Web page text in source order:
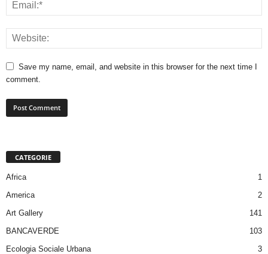
Save my name, email, and website in this browser for the next time I
comment.
CATEGORIE
Africa
1
America
2
Art Gallery
141
BANCAVERDE
103
Ecologia Sociale Urbana
3